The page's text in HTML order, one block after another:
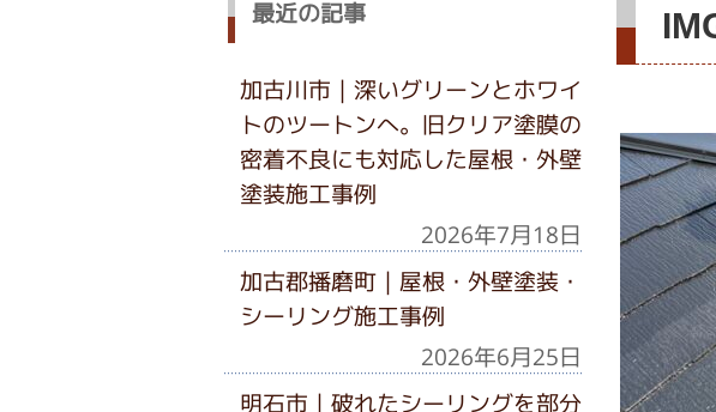
最近の記事
加古川市｜深いグリーンとホワイ
トのツートンへ。旧クリア塗膜の
密着不良にも対応した屋根・外壁
塗装施工事例
2026年7月18日
加古郡播磨町｜屋根・外壁塗装・
シーリング施工事例
2026年6月25日
明石市｜破れたシーリングを部分